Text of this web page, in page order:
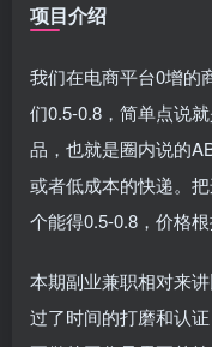
项目介绍
我们在电商平台0增的
们0.5-0.8，简单点说
品，也就是圈内说的
或者低成本的快递。
个能得0.5-0.8，价格根
本期副业兼职相对来
过了时间的打磨和认